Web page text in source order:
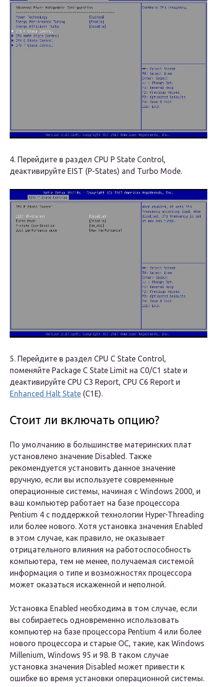
4. Перейдите в раздел CPU P State Control,
деактивируйте EIST (P-States) and Turbo Mode.
5. Перейдите в раздел CPU C State Control,
поменяйте Package C State Limit на C0/C1 state и
деактивируйте CPU C3 Report, CPU C6 Report и
Enhanced Halt State (C1E).
Стоит ли включать опцию?
По умолчанию в большинстве материнских плат
установлено значение Disabled. Также
рекомендуется установить данное значение
вручную, если вы используете современные
операционные системы, начиная с Windows 2000, и
ваш компьютер работает на базе процессора
Pentium 4 с поддержкой технологии Hyper-Threading
или более нового. Хотя установка значения Enabled
в этом случае, как правило, не оказывает
отрицательного влияния на работоспособность
компьютера, тем не менее, получаемая системой
информация о типе и возможностях процессора
может оказаться искаженной и неполной.
Установка Enabled необходима в том случае, если
вы собираетесь одновременно использовать
компьютер на базе процессора Pentium 4 или более
нового процессора и старые ОС, такие, как Windows
Millenium, Windows 95 и 98. В таком случае
установка значения Disabled может привести к
ошибке во время установки операционной системы.